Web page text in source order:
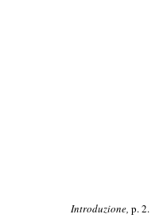
Introduzione, p. 2.